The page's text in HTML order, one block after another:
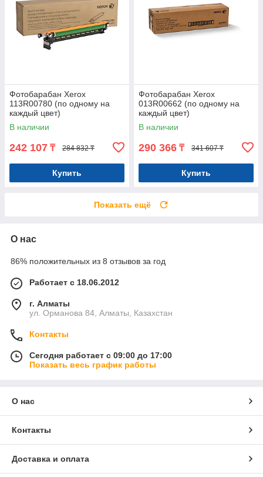
Фотобарабан Xerox
113R00780 (по одному на
каждый цвет)
В наличии
242 107 ₸ 284 832 ₸
Купить
Фотобарабан Xerox
013R00662 (по одному на
каждый цвет)
В наличии
290 366 ₸ 341 607 ₸
Купить
Показать ещё
О нас
86% положительных из 8 отзывов за год
Работает с 18.06.2012
г. Алматы
ул. Орманова 84, Алматы, Казахстан
Контакты
Сегодня работает с 09:00 до 17:00
Показать весь график работы
О нас
Контакты
Доставка и оплата